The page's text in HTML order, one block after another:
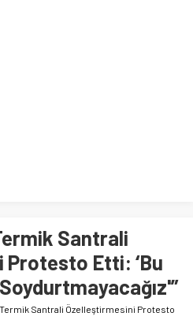
Santrali
Etti: ‘Bu
Termik Santrali Özelleştirmesini Protesto